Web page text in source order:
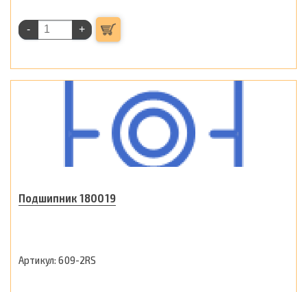
- +
Подшипник 180019
609-2RS